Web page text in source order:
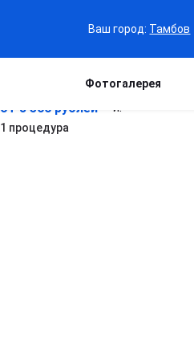
Ваш город: Тамбов
Фотогалерея
от 3 500 рублей
1 процедура